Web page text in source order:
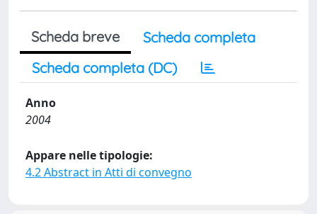
Scheda breve
Scheda completa
Scheda completa (DC)
Anno
2004
Appare nelle tipologie:
4.2 Abstract in Atti di convegno